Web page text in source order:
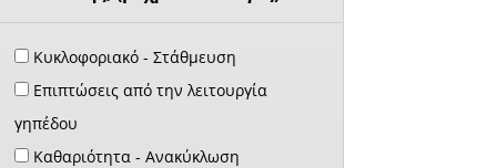
Κυκλοφοριακό - Στάθμευση
Επιπτώσεις από την λειτουργία
γηπέδου
Καθαριότητα - Ανακύκλωση